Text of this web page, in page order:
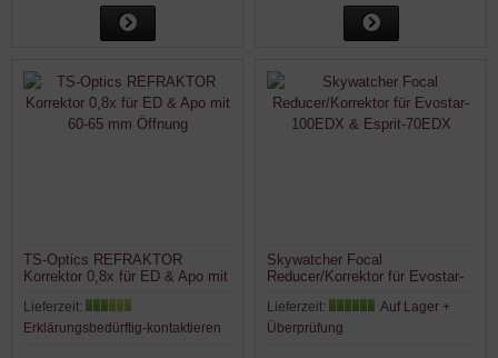
TS-Optics REFRAKTOR
Korrektor 0,8x für ED & Apo mit
Lieferzeit:
Erklärungsbedürftig-kontaktieren
Skywatcher Focal
Reducer/Korrektor für Evostar-
Lieferzeit:
Auf Lager +
Überprüfung